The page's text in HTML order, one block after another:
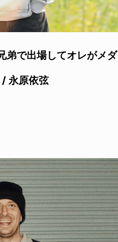
弟で出場してオレがメダ
永原依弦